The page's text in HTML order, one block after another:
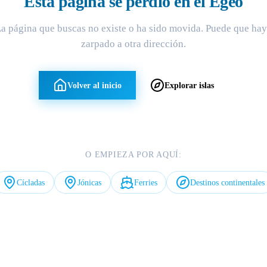
página que buscas no existe o ha sido movida. Puede que
zarpado a otra dirección.
Volver al inicio Explorar islas
O EMPIEZA POR AQUÍ:
Cícladas Jónicas Ferries Destinos continentales